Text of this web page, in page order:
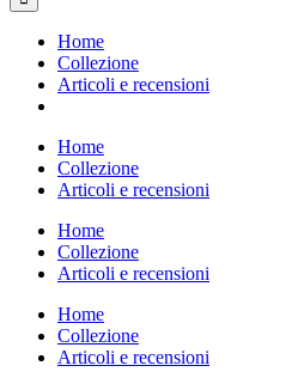
Home
Collezione
Articoli e recensioni
Home
Collezione
Articoli e recensioni
Home
Collezione
Articoli e recensioni
Home
Collezione
Articoli e recensioni